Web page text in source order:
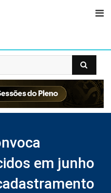
em junho